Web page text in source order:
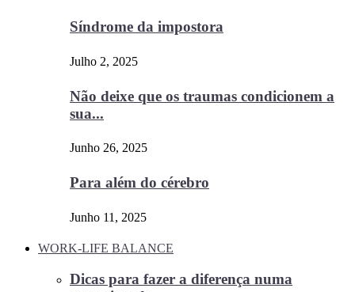
Síndrome da impostora
Julho 2, 2025
Não deixe que os traumas condicionem a
sua...
Junho 26, 2025
Para além do cérebro
Junho 11, 2025
WORK-LIFE BALANCE
Dicas para fazer a diferença numa